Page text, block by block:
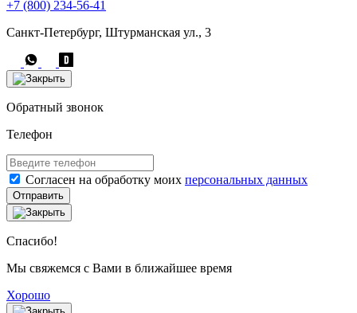
+7 (800) 234-56-41
Санкт-Петербург, Штурманская ул., 3
Обратный звонок
Телефон
Согласен на обработку моих персональных данных
Отправить
Спасибо!
Мы свяжемся с Вами в ближайшее время
Хорошо